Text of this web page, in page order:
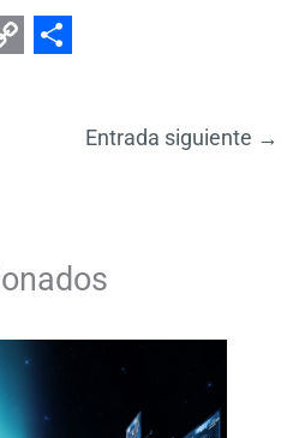
Entrada siguiente →